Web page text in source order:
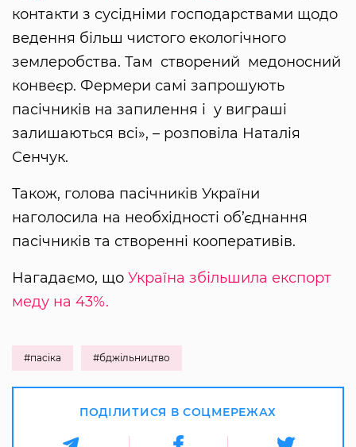
контакти з сусідніми господарствами щодо
ведення більш чистого екологічного
землеробства. Там створений медоносний
конвеєр. Фермери самі запрошують
пасічників на запилення і у виграші
залишаються всі», – розповіла Наталія
Сенчук.
Також, голова пасічників України
наголосила на необхідності об’єднання
пасічників та створенні кооперативів.
Нагадаємо, що Україна збільшила експорт
меду на 43%.
#пасіка #бджільництво
ПОДІЛИТИСЯ В СОЦМЕРЕЖАХ